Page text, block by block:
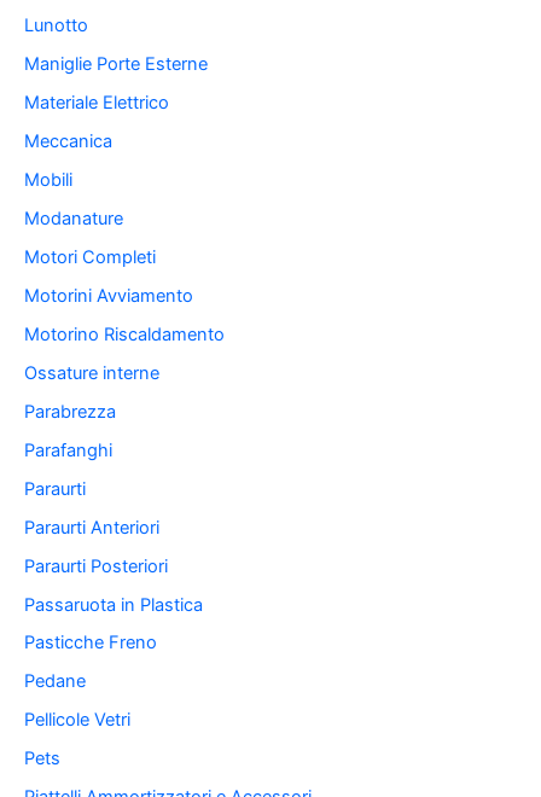
Lunotto
Maniglie Porte Esterne
Materiale Elettrico
Meccanica
Mobili
Modanature
Motori Completi
Motorini Avviamento
Motorino Riscaldamento
Ossature interne
Parabrezza
Parafanghi
Paraurti
Paraurti Anteriori
Paraurti Posteriori
Passaruota in Plastica
Pasticche Freno
Pedane
Pellicole Vetri
Pets